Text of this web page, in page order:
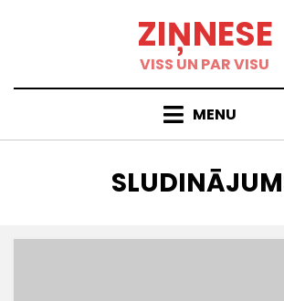
ZIŅNESE
VISS UN PAR VISU
MENU
KATEGORIJA
: